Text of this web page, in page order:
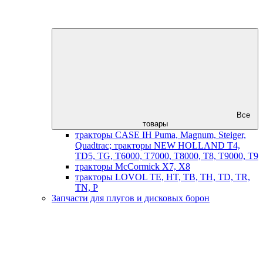
Все
товары
тракторы CASE IH Puma, Magnum, Steiger,
Quadtrac; тракторы NEW HOLLAND T4,
TD5, TG, T6000, T7000, T8000, T8, T9000, T9
тракторы McCormick X7, X8
тракторы LOVOL TE, HT, TB, TH, TD, TR,
TN, P
Запчасти для плугов и дисковых борон